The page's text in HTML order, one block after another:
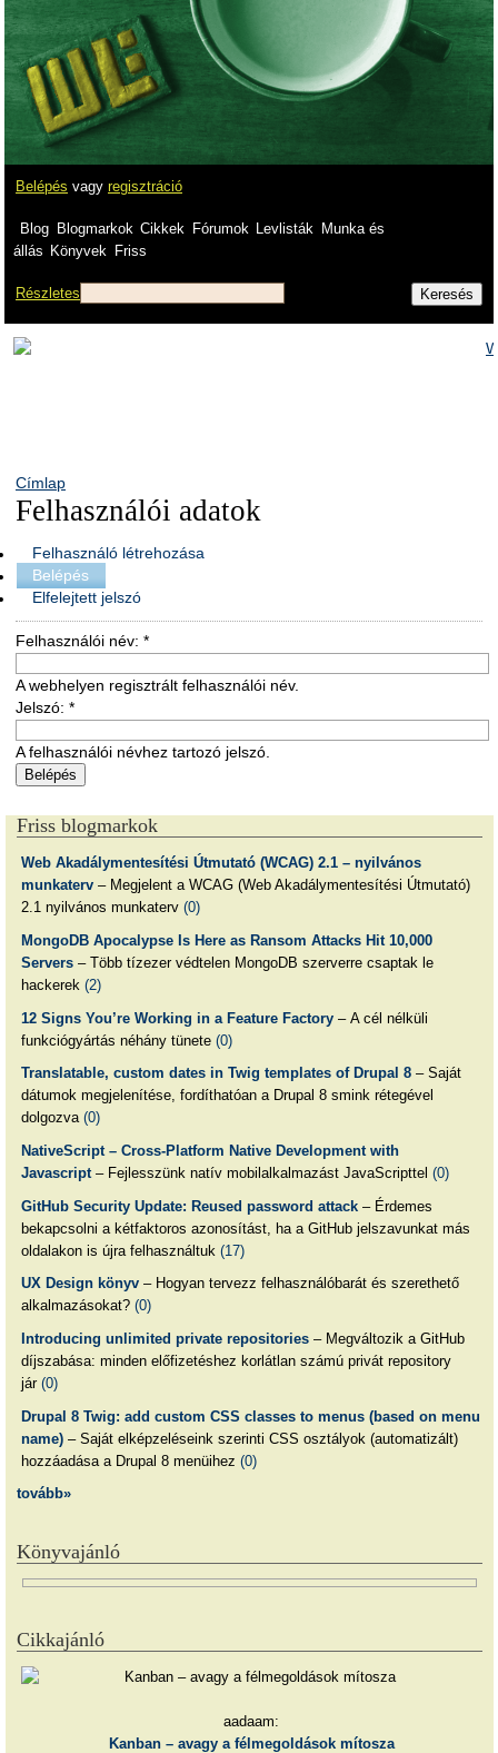
Belépés vagy regisztráció
Blog Blogmarkok Cikkek Fórumok Levlisták
Munka és
állás Könyvek Friss
Részletes
Címlap
Felhasználói adatok
Felhasználó létrehozása
Belépés
Elfelejtett jelszó
Felhasználói név: *
A webhelyen regisztrált felhasználói név.
Jelszó: *
A felhasználói névhez tartozó jelszó.
Friss blogmarkok
Web Akadálymentesítési Útmutató (WCAG) 2.1 – nyilvános
munkaterv– Megjelent a WCAG (Web Akadálymentesítési Útmutató)
2.1 nyilvános munkaterv (0)
MongoDB Apocalypse Is Here as Ransom Attacks Hit 10,000
Servers– Több tízezer védtelen MongoDB szerverre csaptak le
hackerek (2)
12 Signs You’re Working in a Feature Factory– A cél nélküli
funkciógyártás néhány tünete (0)
Translatable, custom dates in Twig templates of Drupal 8– Saját
dátumok megjelenítése, fordíthatóan a Drupal 8 smink rétegével
dolgozva (0)
NativeScript – Cross-Platform Native Development with
Javascript– Fejlesszünk natív mobilalkalmazást JavaScripttel (0)
GitHub Security Update: Reused password attack– Érdemes
bekapcsolni a kétfaktoros azonosítást, ha a GitHub jelszavunkat más
oldalakon is újra felhasználtuk (17)
UX Design könyv– Hogyan tervezz felhasználóbarát és szerethető
alkalmazásokat? (0)
Introducing unlimited private repositories– Megváltozik a GitHub
díjszabása: minden előfizetéshez korlátlan számú privát repository
jár (0)
Drupal 8 Twig: add custom CSS classes to menus (based on menu
name)– Saját elképzeléseink szerinti CSS osztályok (automatizált)
hozzáadása a Drupal 8 menüihez (0)
tovább»
Könyvajánló
Cikkajánló
aadaam:
Kanban – avagy a félmegoldások mítosza